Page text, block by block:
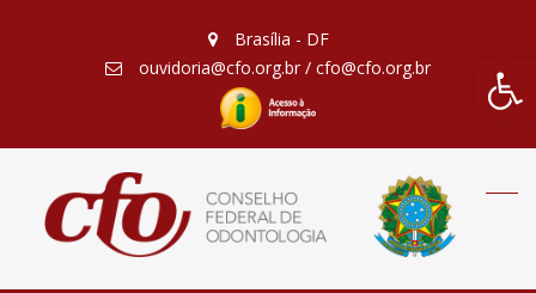
Barra
Brasília - DF
ouvidoria@cfo.org.br / cfo@cfo.org.br